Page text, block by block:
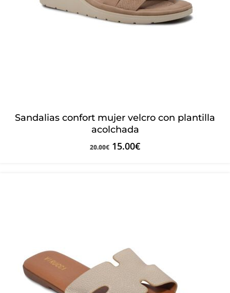
Sandalias confort mujer velcro con plantilla
acolchada
20.00€ 15.00€